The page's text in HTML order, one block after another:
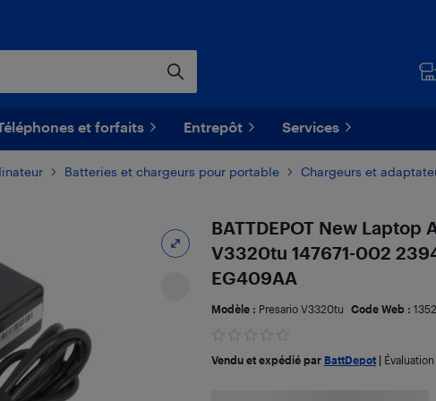
et forfaits Entrepôt Services
​Batteries et chargeurs pour portable Chargeurs et
BATTDEPOT New
V3320tu 147671-002
EG409AA
Modèle : Presario V3320tu Code Web :
Vendu et expédié par BattDepot|